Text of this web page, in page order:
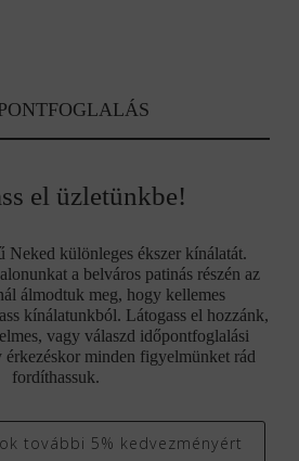
el üzletünkbe!
Neked különleges ékszer kínálatát.
a belváros patinás részén az
álmodtuk meg, hogy kellemes
kínálatunkból. Látogass el hozzánk,
vagy válaszd időpontfoglalási
érkezéskor minden figyelmünket rád
fordíthassuk.
további 5% kedvezményért